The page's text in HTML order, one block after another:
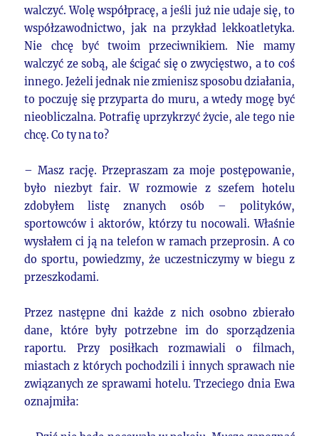
walczyć. Wolę współpracę, a jeśli już nie udaje się, to
współzawodnictwo, jak na przykład lekkoatletyka.
Nie chcę być twoim przeciwnikiem. Nie mamy
walczyć ze sobą, ale ścigać się o zwycięstwo, a to coś
innego. Jeżeli jednak nie zmienisz sposobu działania,
to poczuję się przyparta do muru, a wtedy mogę być
nieobliczalna. Potrafię uprzykrzyć życie, ale tego nie
chcę. Co ty na to?
– Masz rację. Przepraszam za moje postępowanie,
było niezbyt fair. W rozmowie z szefem hotelu
zdobyłem listę znanych osób – polityków,
sportowców i aktorów, którzy tu nocowali. Właśnie
wysłałem ci ją na telefon w ramach przeprosin. A co
do sportu, powiedzmy, że uczestniczymy w biegu z
przeszkodami.
Przez następne dni każde z nich osobno zbierało
dane, które były potrzebne im do sporządzenia
raportu. Przy posiłkach rozmawiali o filmach,
miastach z których pochodzili i innych sprawach nie
związanych ze sprawami hotelu. Trzeciego dnia Ewa
oznajmiła: